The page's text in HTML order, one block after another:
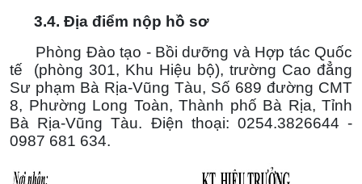
3.4. Địa điểm nộp hồ sơ
Phòng Đào tạo - Bồi dưỡng và Hợp tác Quốc
tế (phòng 301, Khu Hiệu bộ), trường Cao đẳng
Sư phạm Bà Rịa-Vũng Tàu, Số 689 đường CMT
8, Phường Long Toàn, Thành phố Bà Rịa, Tỉnh
Bà Rịa-Vũng Tàu. Điện thoại: 0254.3826644 -
0987 681 634.